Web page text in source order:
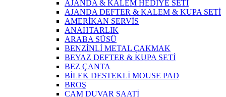
AJANDA & KALEM HEDİYE SETİ
AJANDA DEFTER & KALEM & KUPA SETİ
AMERİKAN SERVİS
ANAHTARLIK
ARABA SÜSÜ
BENZİNLİ METAL ÇAKMAK
BEYAZ DEFTER & KUPA SETİ
BEZ ÇANTA
BİLEK DESTEKLİ MOUSE PAD
BROŞ
CAM DUVAR SAATİ